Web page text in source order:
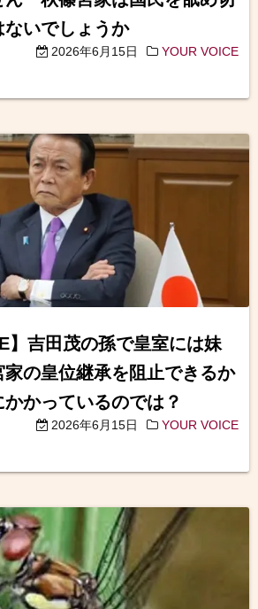
ないでしょうか
2026年6月15日 YOUR VOICE
】吉田茂の孫で皇室には妹
の皇位継承を阻止できるか
かっているのでは？
2026年6月15日 YOUR VOICE